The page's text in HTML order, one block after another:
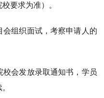
要求为准）。
组织面试，考察申请人的
会发放录取通知书，学员